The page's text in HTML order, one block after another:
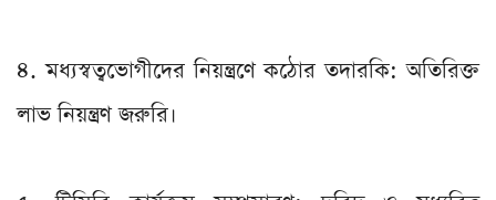
৪. মধ্যস্বত্বভোগীদের নিয়ন্ত্রণে কঠোর তদারকি: অতিরিক্ত
লাভ নিয়ন্ত্রণ জরুরি।